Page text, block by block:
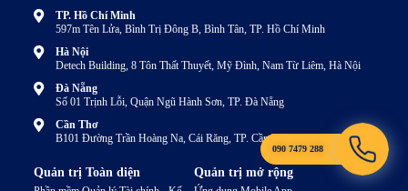
TP. Hồ Chí Minh
597m Tên Lửa, Bình Trị Đông B, Bình Tân, TP. Hồ Chí Minh
Hà Nội
Detech Building, 8 Tôn Thất Thuyết, Mỹ Đình, Nam Từ Liêm, Hà Nội
Đà Nẵng
Số 01 Trịnh Lỗi, Quận Ngũ Hành Sơn, TP. Đà Nẵng
Cần Thơ
B101 Đường Trần Hoàng Na, Cái Răng, TP. Cần Thơ
Quản trị Toàn diện Quản trị mở rộng
090 7479 288